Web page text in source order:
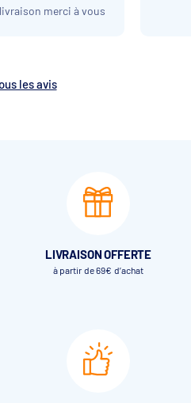
merci à vous
les avis
LIVRAISON OFFERTE
à partir de 69€ d’achat